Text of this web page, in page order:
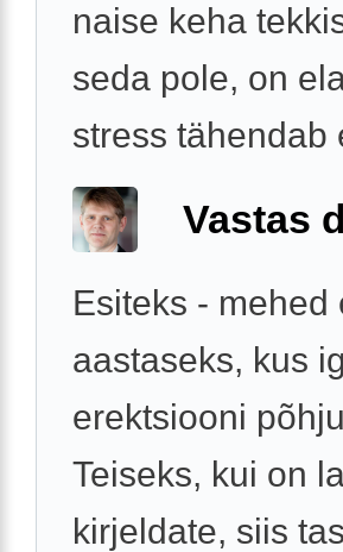
naise keha
seda pole, on
stress tähendab
Vastas
Esiteks -
aastaseks, kus
erektsiooni
Teiseks, kui on
kirjeldate, siis